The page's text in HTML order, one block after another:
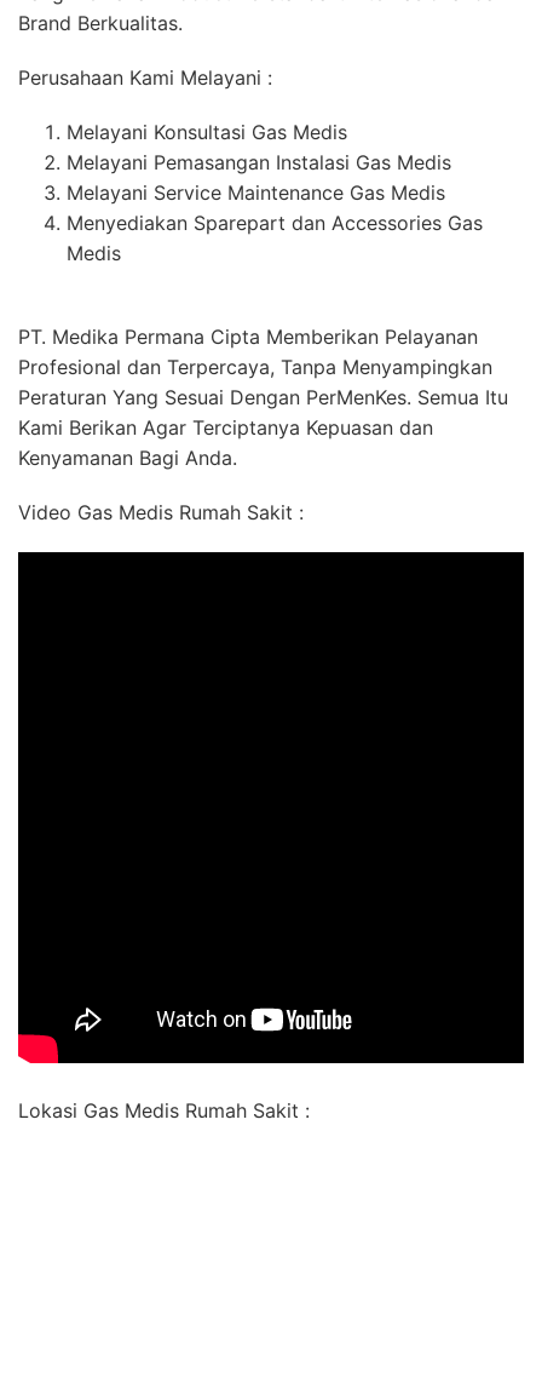
Brand Berkualitas.
Perusahaan Kami Melayani :
Melayani Konsultasi Gas Medis
Melayani Pemasangan Instalasi Gas Medis
Melayani Service Maintenance Gas Medis
Menyediakan Sparepart dan Accessories Gas
Medis
PT. Medika Permana Cipta Memberikan Pelayanan
Profesional dan Terpercaya, Tanpa Menyampingkan
Peraturan Yang Sesuai Dengan PerMenKes. Semua Itu
Kami Berikan Agar Terciptanya Kepuasan dan
Kenyamanan Bagi Anda.
Video Gas Medis Rumah Sakit :
Lokasi Gas Medis Rumah Sakit :